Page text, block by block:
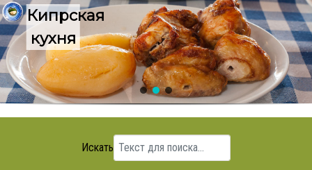
Кипрская
кухня
Искать